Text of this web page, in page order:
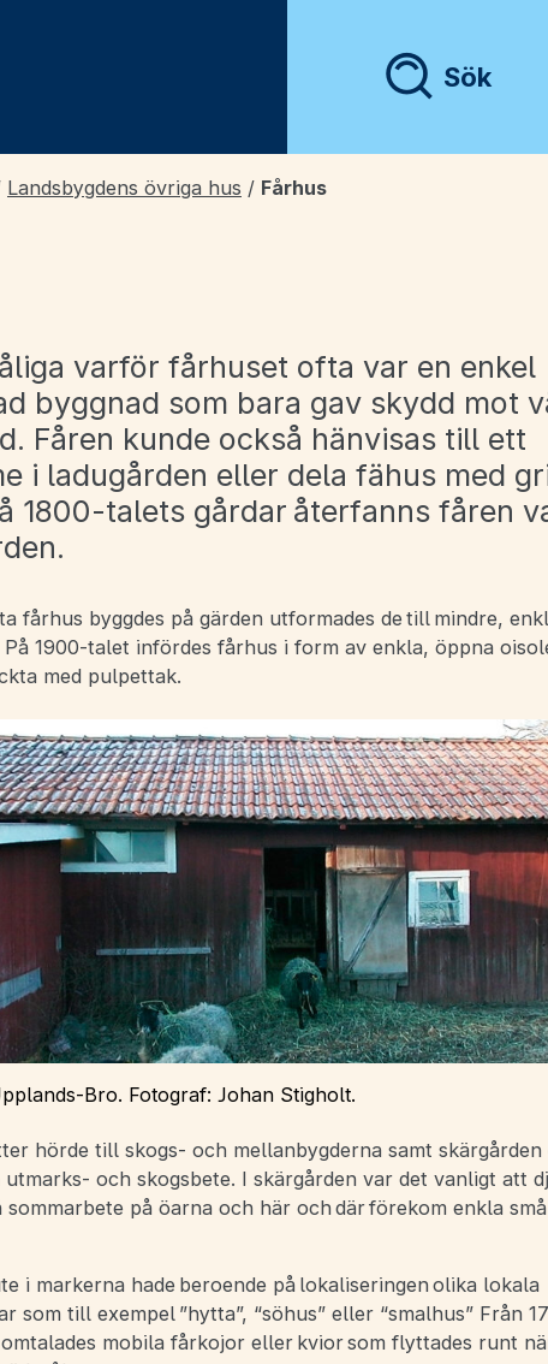
Sök
Landsbygdens övriga hus / Fårhus
småhus och villor
bostadshus
övriga hus
varför fårhuset ofta var en enkel
byggnad som bara gav skydd mot
Fåren kunde också hänvisas till ett
i ladugården eller dela fähus med
1800-talets gårdar återfanns fåren
fårhus byggdes på gärden utformades de till mindre,
På 1900-talet infördes fårhus i form av enkla, öppna
med pulpettak.
Bro. Fotograf: Johan Stigholt.
hörde till skogs- och mellanbygderna samt skärgården
utmarks- och skogsbete. I skärgården var det vanligt att
sommarbete på öarna och här och där förekom enkla
i markerna hade beroende på lokaliseringen olika lokala
som till exempel ”hytta”, “söhus” eller “smalhus” Från
mobila fårkojor eller kvior som flyttades runt